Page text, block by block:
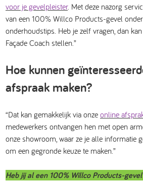
voor je gevelpleister. Met deze nazorg
van een 100% Willco Products-gevel
onderhoudstips. Heb je zelf vragen, dan
Façade Coach stellen.”
Hoe kunnen
afspraak maken?
“Dat kan gemakkelijk via onze online
medewerkers ontvangen hen met open
onze showroom, waar ze je alle informatie
om een gegronde keuze te maken.”
Heb jij al een 100% Willco Products-